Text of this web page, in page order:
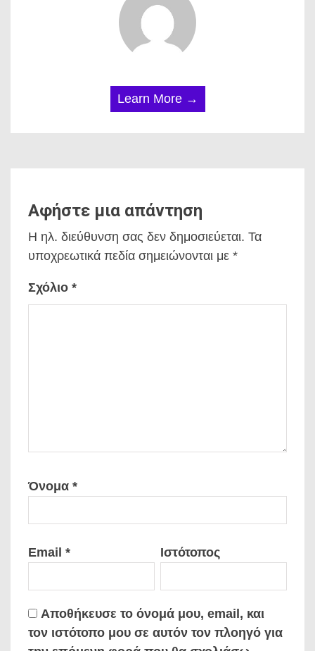
Learn More →
Αφήστε μια απάντηση
Η ηλ. διεύθυνση σας δεν δημοσιεύεται. Τα
υποχρεωτικά πεδία σημειώνονται με *
Σχόλιο *
Όνομα *
Email * Ιστότοπος
Αποθήκευσε το όνομά μου, email, και
τον ιστότοπο μου σε αυτόν τον πλοηγό για